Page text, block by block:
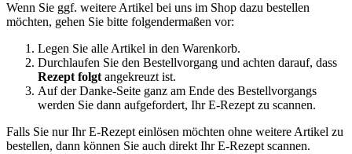
Wenn Sie ggf. weitere Artikel bei uns im Shop dazu bestellen
möchten, gehen Sie bitte folgendermaßen vor:
Legen Sie alle Artikel in den Warenkorb.
Durchlaufen Sie den Bestellvorgang und achten darauf, dass
Rezept folgt angekreuzt ist.
Auf der Danke-Seite ganz am Ende des Bestellvorgangs
werden Sie dann aufgefordert, Ihr E-Rezept zu scannen.
Falls Sie nur Ihr E-Rezept einlösen möchten ohne weitere Artikel zu
bestellen, dann können Sie auch direkt Ihr E-Rezept scannen.